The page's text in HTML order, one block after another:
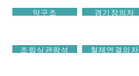
막구조 경기장의자
조립식관람석 철재연결의자